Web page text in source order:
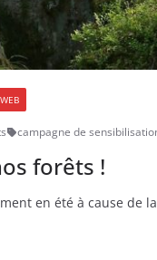
WEB
campagne de
forêts !
en été à cause de